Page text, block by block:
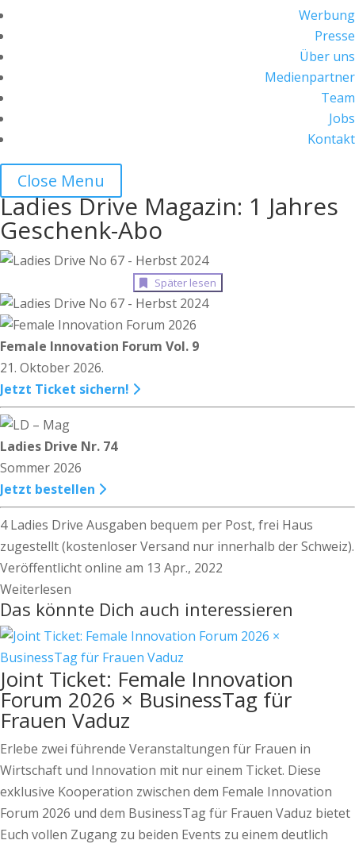
Werbung
Presse
Über uns
Medienpartner
Team
Jobs
Kontakt
Close Menu
Ladies Drive Magazin: 1 Jahres
Geschenk-Abo
Später lesen
Female Innovation Forum Vol. 9
21. Oktober 2026.
Jetzt Ticket sichern!
Ladies Drive Nr. 74
Sommer 2026
Jetzt bestellen
4 Ladies Drive Ausgaben bequem per Post, frei Haus
zugestellt (kostenloser Versand nur innerhalb der Schweiz).
Veröffentlicht online am 13 Apr., 2022
Weiterlesen
Das könnte Dich auch interessieren
Joint Ticket: Female Innovation
Forum 2026 × BusinessTag für
Frauen Vaduz
Erlebe zwei führende Veranstaltungen für Frauen in
Wirtschaft und Innovation mit nur einem Ticket. Diese
exklusive Kooperation zwischen dem Female Innovation
Forum 2026 und dem BusinessTag für Frauen Vaduz bietet
Euch vollen Zugang zu beiden Events zu einem deutlich